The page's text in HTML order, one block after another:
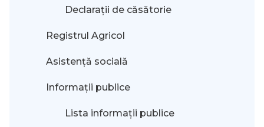
Declarații de căsătorie
Registrul Agricol
Asistență socială
Informații publice
Lista informații publice